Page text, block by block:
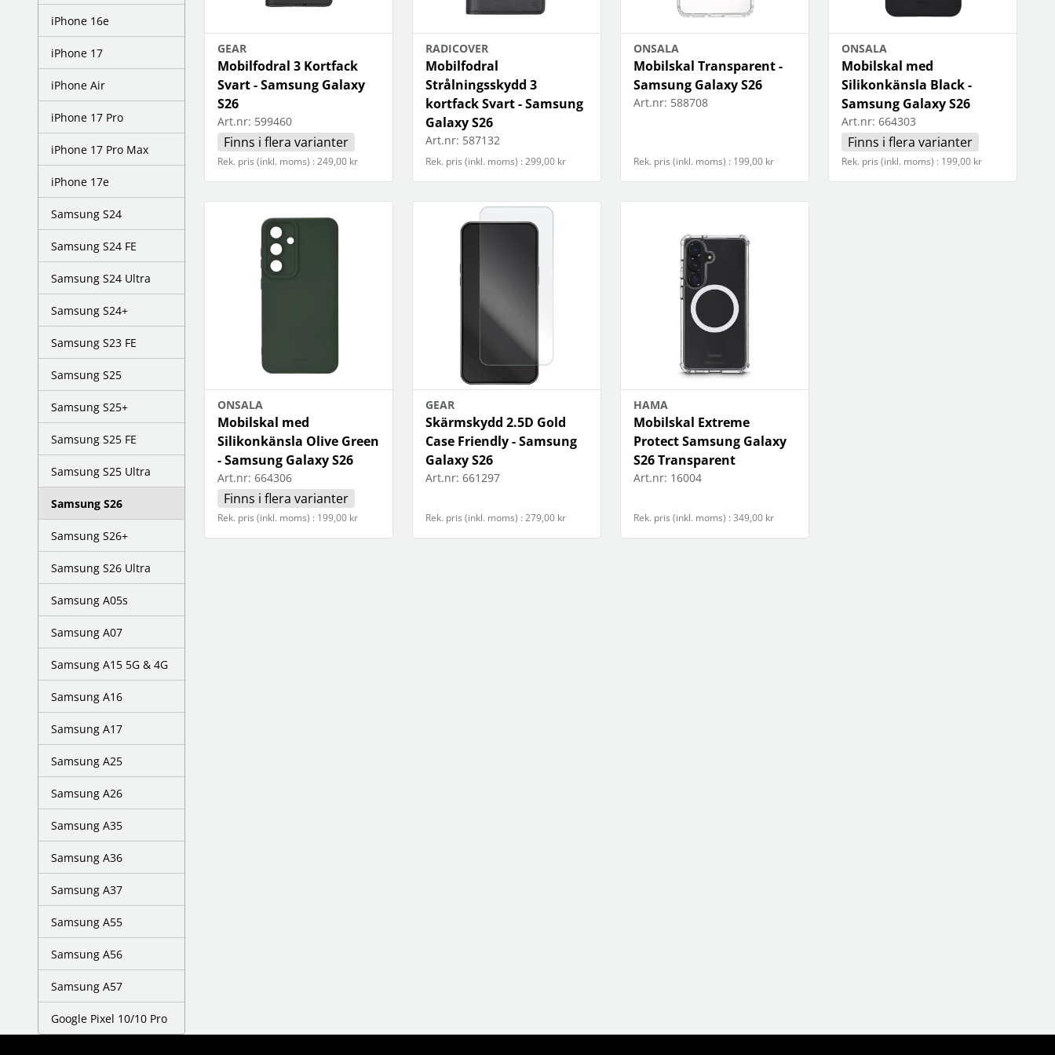
iPhone 16e
iPhone 17
iPhone Air
iPhone 17 Pro
iPhone 17 Pro Max
iPhone 17e
Samsung S24
Samsung S24 FE
Samsung S24 Ultra
Samsung S24+
Samsung S23 FE
Samsung S25
Samsung S25+
Samsung S25 FE
Samsung S25 Ultra
Samsung S26
Samsung S26+
Samsung S26 Ultra
Samsung A05s
Samsung A07
Samsung A15 5G & 4G
Samsung A16
Samsung A17
Samsung A25
Samsung A26
Samsung A35
Samsung A36
Samsung A37
Samsung A55
Samsung A56
Samsung A57
Google Pixel 10/10 Pro
GEAR
Mobilfodral 3 Kortfack
Svart - Samsung Galaxy
S26
Art.nr: 599460
Finns i flera varianter
Rek. pris (inkl. moms) : 249,00 kr
RADICOVER
Mobilfodral
Strålningsskydd 3
kortfack Svart - Samsung
Galaxy S26
Art.nr: 587132
Rek. pris (inkl. moms) : 299,00 kr
ONSALA
Mobilskal Transparent -
Samsung Galaxy S26
Art.nr: 588708
Rek. pris (inkl. moms) : 199,00 kr
ONSALA
Mobilskal med
Silikonkänsla Black -
Samsung Galaxy S26
Art.nr: 664303
Finns i flera varianter
Rek. pris (inkl. moms) : 199,00 kr
ONSALA
Mobilskal med
Silikonkänsla Olive Green
- Samsung Galaxy S26
Art.nr: 664306
Finns i flera varianter
Rek. pris (inkl. moms) : 199,00 kr
GEAR
Skärmskydd 2.5D Gold
Case Friendly - Samsung
Galaxy S26
Art.nr: 661297
Rek. pris (inkl. moms) : 279,00 kr
HAMA
Mobilskal Extreme
Protect Samsung Galaxy
S26 Transparent
Art.nr: 16004
Rek. pris (inkl. moms) : 349,00 kr